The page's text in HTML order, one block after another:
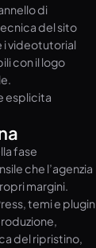
di
del sito
i videotutorial
con il logo
esplicita
fase
che l’agenzia
margini.
temi e plugin
del ripristino,